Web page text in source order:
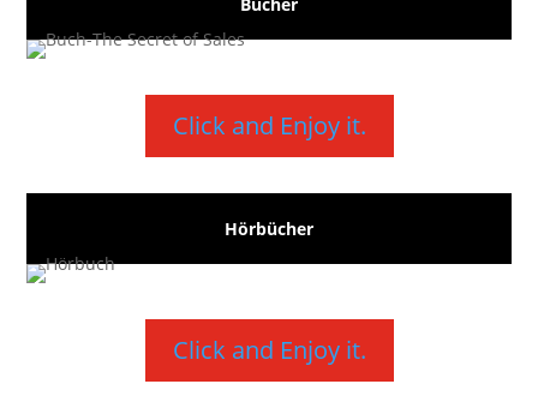
Click and Enjoy it.
Hörbücher
Click and Enjoy it.